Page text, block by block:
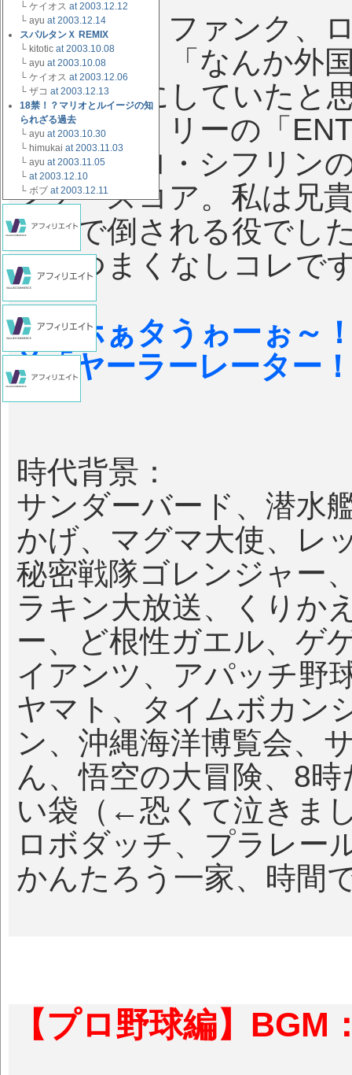
└ ケイオス at 2003.12.12
└ ayu at 2003.12.14
スパルタンＸ REMIX
└ kitotic at 2003.10.08
└ ayu at 2003.10.08
└ ケイオス at 2003.12.06
└ ザコ at 2003.12.13
18禁！？マリオとルイージの知
られざる過去
└ ayu at 2003.10.30
└ himukai at 2003.11.03
└ ayu at 2003.11.05
└ at 2003.12.10
└ ボブ at 2003.12.11
ソウル、ファンク、
ゃなくて、「なんか外
とくくりにしていたと
ブルース・リーの「
肉踊るラロ・シフリン
ンク・スコア。私は兄
ャクで倒される役でし
のべつまくなしコレで
兄「ホぁタうゎーぉ～
弟「ヤーラーレーター
時代背景：
サンダーバード、潜水
かげ、マグマ大使、レ
秘密戦隊ゴレンジャー
ラキン大放送、くりか
ー、ど根性ガエル、ゲ
イアンツ、アパッチ野
ヤマト、タイムボカン
ン、沖縄海洋博覧会、
ん、悟空の大冒険、8
い袋（←恐くて泣きま
ロボダッチ、プラレー
かんたろう一家、時間
【プロ野球編】BGM